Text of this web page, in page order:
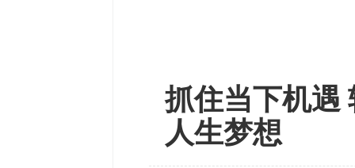
抓住当下机遇
人生梦想